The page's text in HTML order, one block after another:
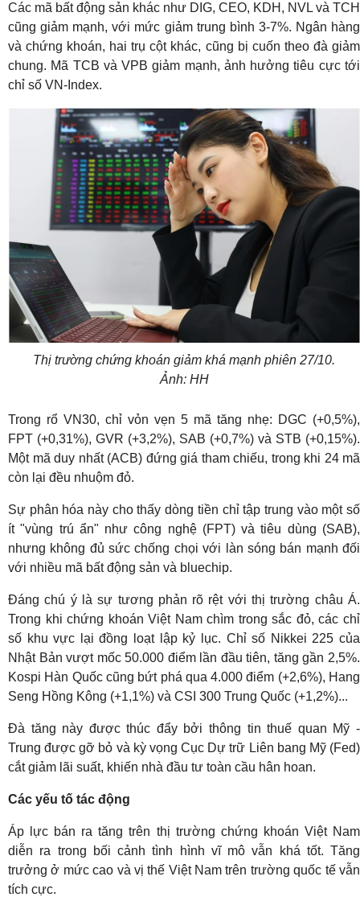
Các mã bất động sản khác như DIG, CEO, KDH, NVL và TCH
cũng giảm mạnh, với mức giảm trung bình 3-7%. Ngân hàng
và chứng khoán, hai trụ cột khác, cũng bị cuốn theo đà giảm
chung. Mã TCB và VPB giảm mạnh, ảnh hưởng tiêu cực tới
chỉ số VN-Index.
Thị trường chứng khoán giảm khá mạnh phiên 27/10.
Ảnh: HH
Trong rổ VN30, chỉ vỏn vẹn 5 mã tăng nhẹ: DGC (+0,5%),
FPT (+0,31%), GVR (+3,2%), SAB (+0,7%) và STB (+0,15%).
Một mã duy nhất (ACB) đứng giá tham chiếu, trong khi 24 mã
còn lại đều nhuộm đỏ.
Sự phân hóa này cho thấy dòng tiền chỉ tập trung vào một số
ít "vùng trú ẩn" như công nghệ (FPT) và tiêu dùng (SAB),
nhưng không đủ sức chống chọi với làn sóng bán mạnh đối
với nhiều mã bất động sản và bluechip.
Đáng chú ý là sự tương phản rõ rệt với thị trường châu Á.
Trong khi chứng khoán Việt Nam chìm trong sắc đỏ, các chỉ
số khu vực lại đồng loạt lập kỷ lục. Chỉ số Nikkei 225 của
Nhật Bản vượt mốc 50.000 điểm lần đầu tiên, tăng gần 2,5%.
Kospi Hàn Quốc cũng bứt phá qua 4.000 điểm (+2,6%), Hang
Seng Hồng Kông (+1,1%) và CSI 300 Trung Quốc (+1,2%)...
Đà tăng này được thúc đẩy bởi thông tin thuế quan Mỹ -
Trung được gỡ bỏ và kỳ vọng Cục Dự trữ Liên bang Mỹ (Fed)
cắt giảm lãi suất, khiến nhà đầu tư toàn cầu hân hoan.
Các yếu tố tác động
Áp lực bán ra tăng trên thị trường chứng khoán Việt Nam
diễn ra trong bối cảnh tình hình vĩ mô vẫn khá tốt. Tăng
trưởng ở mức cao và vị thế Việt Nam trên trường quốc tế vẫn
tích cực.